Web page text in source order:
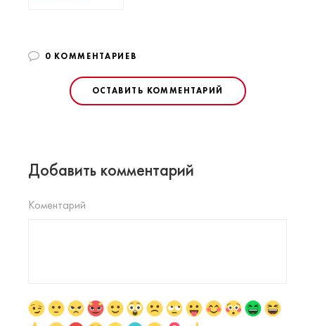
0 КОММЕНТАРИЕВ
ОСТАВИТЬ КОММЕНТАРИЙ
Добавить комментарий
Коментарий